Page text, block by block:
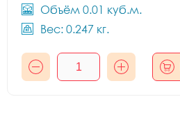
Объём 0.01 куб.м.
Вес: 0.247 кг.